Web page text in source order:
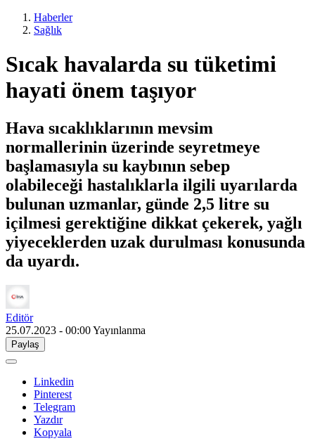
Haberler
Sağlık
Sıcak havalarda su tüketimi
hayati önem taşıyor
Hava sıcaklıklarının mevsim
normallerinin üzerinde seyretmeye
başlamasıyla su kaybının sebep
olabileceği hastalıklarla ilgili uyarılarda
bulunan uzmanlar, günde 2,5 litre su
içilmesi gerektiğine dikkat çekerek, yağlı
yiyeceklerden uzak durulması konusunda
da uyardı.
Editör
25.07.2023 - 00:00Yayınlanma
Paylaş
Linkedin
Pinterest
Telegram
Yazdır
Kopyala